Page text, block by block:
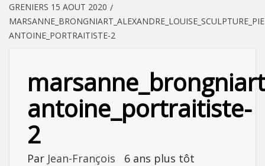
GRENIERS 15 AOUT 2020
ANTOINE_PORTRAITISTE-2
antoine_portraitiste-
2
Par Jean-François 6 ans plus tôt